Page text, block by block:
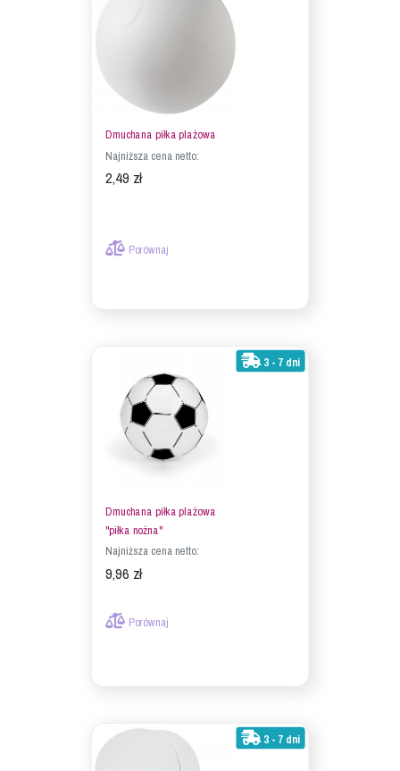
Dmuchana piłka plażowa
Najniższa cena netto:
2,49 zł
Porównaj
3 - 7 dni
Dmuchana piłka plażowa
"piłka nożna"
Najniższa cena netto:
9,96 zł
Porównaj
3 - 7 dni